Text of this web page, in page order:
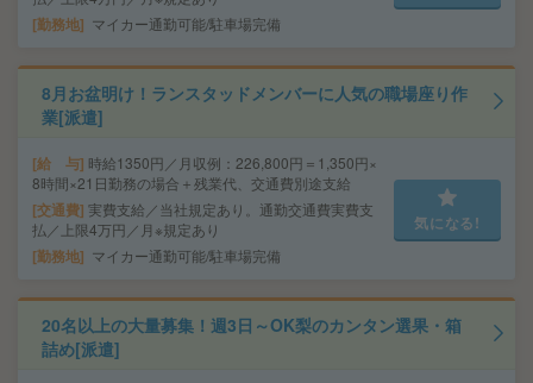
勤務地 マイカー通勤可能/駐車場完備
8月お盆明け！ランスタッドメンバーに人気の職場座り作
業[派遣]
給 与 時給1350円／月収例：226,800円＝1,350円×
8時間×21日勤務の場合＋残業代、交通費別途支給
交通費 実費支給／当社規定あり。通勤交通費実費支
払／上限4万円／月※規定あり
勤務地 マイカー通勤可能/駐車場完備
気になる!
20名以上の大量募集！週3日～OK梨のカンタン選果・箱
詰め[派遣]